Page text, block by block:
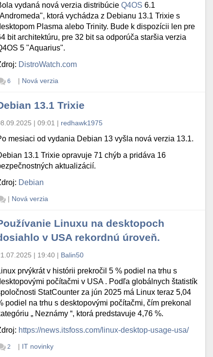
vydaná nová verzia distribúcieQ4OS 6.1
ktorá vychádza z Debianu 13.1 Trixie s
Plasma alebo Trinity. Bude k dispozícii len pre
bit architektúru, pre 32 bit sa odporúča staršia verzia
5 "Aquarius".
DistroWatch.com
6 | Nová verzia
13.1 Trixie
| 09:01 | redhawk1975
mesiaci od vydania Debian 13 vyšla nová verzia 13.1.
13.1 Trixie opravuje 71 chýb a pridáva 16
aktualizácií.
Debian
| Nová verzia
Linuxu na desktopoch
v USA rekordnú úroveň.
| 19:40 | Balin50
prvýkrát v histórii prekročil 5 % podiel na trhu s
počítačmi v USA . Podľa globálnych štatistík
StatCounter za jún 2025 má Linux teraz 5,04
podiel na trhu s desktopovými počítačmi, čím prekonal
„ Neznámy “, ktorá predstavuje 4,76 %.
https://news.itsfoss.com/linux-desktop-usage-usa/
2 | IT novinky